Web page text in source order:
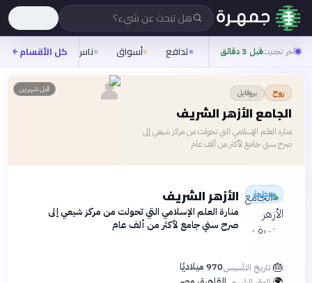
هل تبحث عن شيء؟
آخر تحديثقبل 3 دقائق تدافع أسواق ناس روح
كل الأقسام
روح بروفايل
الجامع الأزهر الشريف
منارة العلم الإسلامي التي تحولت من مركز شيعي إلى
صرح سني جامع لأكثر من ألف عام
قبل شهرين 👤
منظمة الأزهر الشريف
منارة العلم الإسلامي التي تحولت من مركز شيعي إلى
صرح سني جامع لأكثر من ألف عام
🎂تاريخ التأسيس970 ميلاديًا